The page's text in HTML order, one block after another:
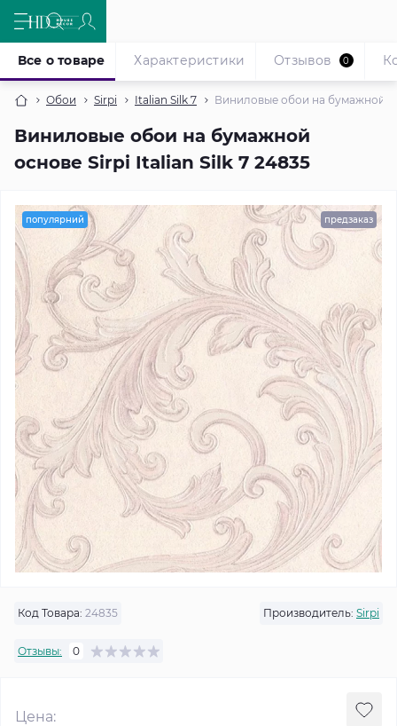
Обои Sirpi Italian Silk 7 Виниловые обои на бумажной
Виниловые обои на бумажной
основе Sirpi Italian Silk 7 24835
Все о товаре Характеристики Отзывов 0
популярний предзаказ
Код Товара: 24835 Производитель: Sirpi
Отзывы: 0
Цена: